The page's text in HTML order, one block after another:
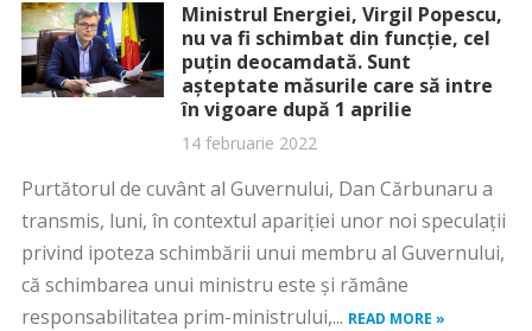
Ministrul Energiei, Virgil Popescu,
nu va fi schimbat din funcție, cel
puțin deocamdată. Sunt
așteptate măsurile care să intre
în vigoare după 1 aprilie
14 februarie 2022
Purtătorul de cuvânt al Guvernului, Dan Cărbunaru a
transmis, luni, în contextul apariţiei unor noi speculaţii
privind ipoteza schimbării unui membru al Guvernului,
că schimbarea unui ministru este şi rămâne
responsabilitatea prim-ministrului,... READ MORE »